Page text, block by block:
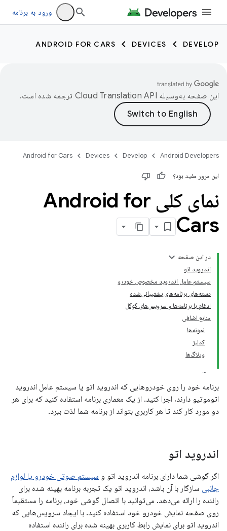
ورود به برنامه
DEVELOP
DEVICES
ANDROID FOR CARS
این صفحه به‌وسیله ترجمه شده است.
Android Developers
Develop
Devices
Android for Cars
این مرور مفید بود؟
نمای کلی Android for
Cars
در این صفحه
اندروید اتو
سیستم عامل اندروید مخصوص خودرو
دسته‌های برنامه‌های پشتیبانی‌شده
ادغام با برنامه‌ها و سرویس‌های گوگل
منابع اضافی
نمونه‌ها
کدلبز
وبلاگ‌ها
برنامه خود را روی خودروهایی که اندروید اتو یا سیستم عامل اندروید
اتوموتیو دارند، اجرا کنید. از یک معماری برنامه استفاده کنید که برای هر
دو مورد کار کند تا هر کاربری بتواند از برنامه شما لذت ببرد.
اندروید اتو
اگر گوشی شما دارای برنامه اندروید اتو و سیستم صوتی خودرو یا لوازم
جانبی سازگار با آن باشد، اندروید اتو یک تجربه برنامه بهینه شده برای
راننده را ارائه می‌دهد. می‌توانید با اتصال گوشی خود، برنامه را مستقیماً
روی صفحه نمایش خودرو خود استفاده کنید. با ایجاد سرویس‌هایی که
اندروید اتو برای نمایش رابط کاربری بهینه شده برای راننده استفاده